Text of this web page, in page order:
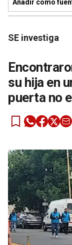
Añadir como
SE investiga
su hija en
puerta no